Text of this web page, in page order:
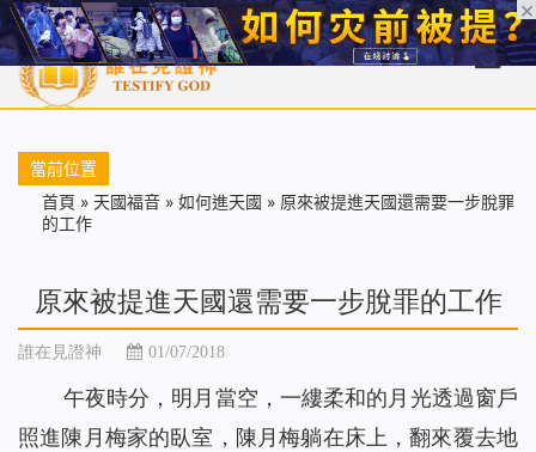
首頁 每日靈糧 天國福音 基督徒見證 信仰解答 聖經
當前位置
首頁 » 天國福音 » 如何進天國 » 原來被提進天國還需要一步脫罪
的工作
原來被提進天國還需要一步脫罪的工作
誰在見證神 01/07/2018
午夜時分，明月當空，一縷柔和的月光透過窗戶
照進陳月梅家的臥室，陳月梅躺在床上，翻來覆去地